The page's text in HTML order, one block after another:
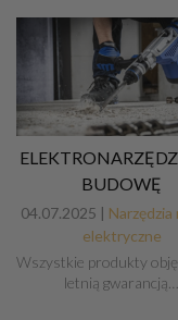
BUDOWĘ
04.07.2025 | Narzędzia
elektryczne
Wszystkie produkty
letnią gwarancją…